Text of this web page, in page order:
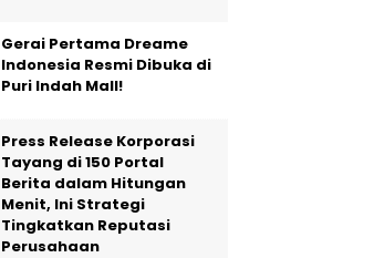
Gerai Pertama Dreame
Indonesia Resmi Dibuka di
Puri Indah Mall!
Press Release Korporasi
Tayang di 150 Portal
Berita dalam Hitungan
Menit, Ini Strategi
Tingkatkan Reputasi
Perusahaan